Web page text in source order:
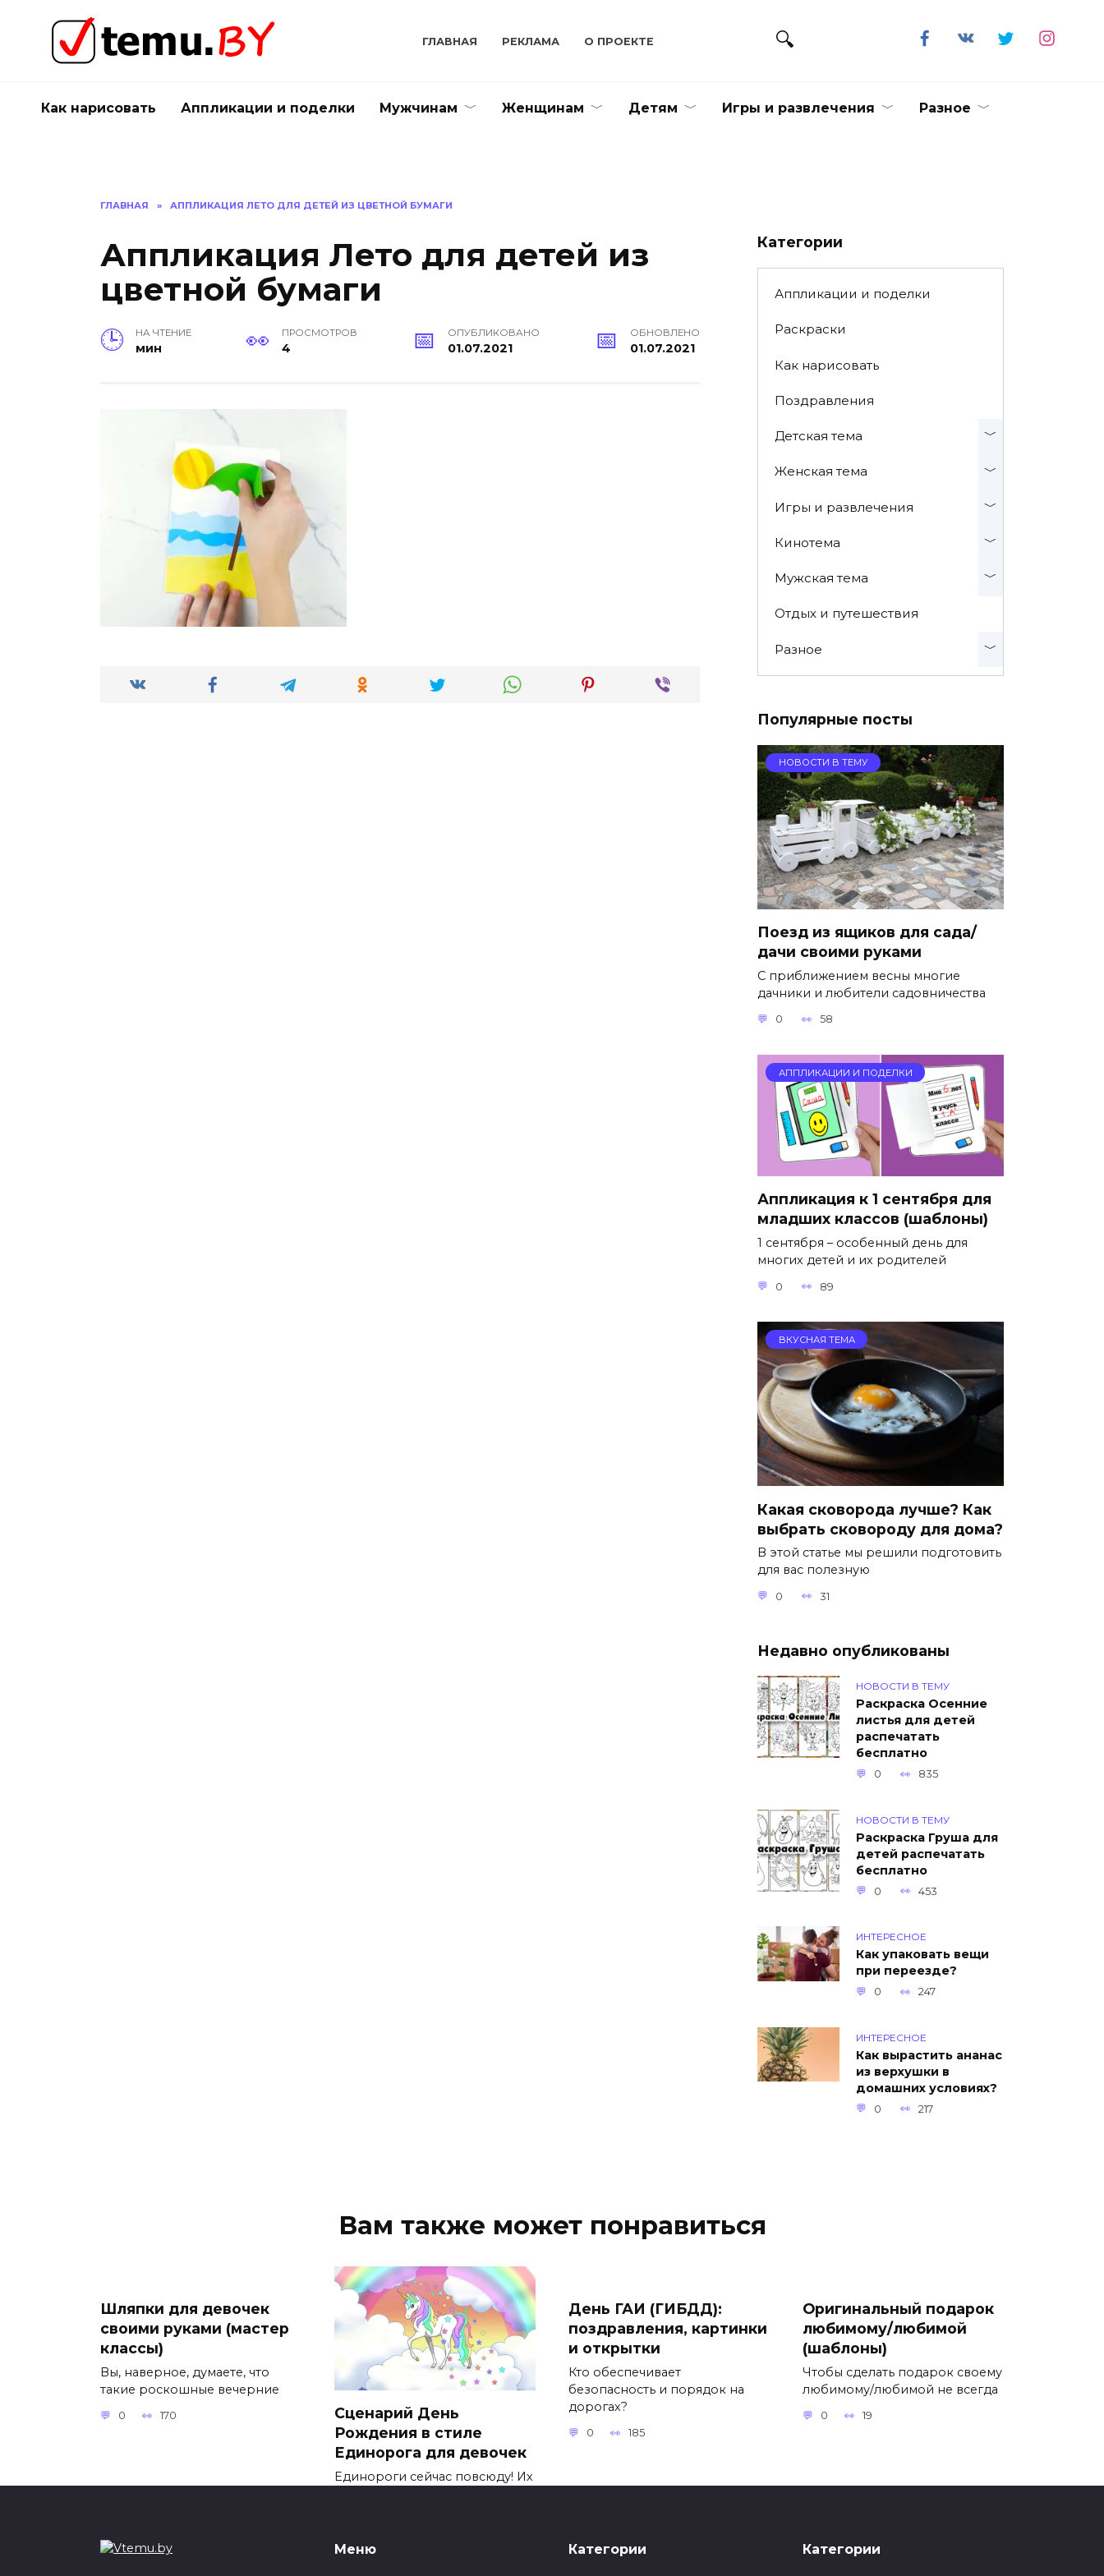
содержанию
ГЛАВНАЯ РЕКЛАМА О ПРОЕКТЕ
Как нарисовать Аппликации и поделки Мужчинам Женщинам Детям Игры и развлечения Разное
ГЛАВНАЯ » АППЛИКАЦИЯ ЛЕТО ДЛЯ ДЕТЕЙ ИЗ ЦВЕТНОЙ БУМАГИ
Аппликация Лето для детей из
цветной бумаги
НА ЧТЕНИЕ
мин
ПРОСМОТРОВ
4
ОПУБЛИКОВАНО
01.07.2021
ОБНОВЛЕНО
01.07.2021
Категории
Аппликации и поделки
Раскраски
Как нарисовать
Поздравления
Детская тема
Женская тема
Игры и развлечения
Кинотема
Мужская тема
Отдых и путешествия
Разное
Популярные посты
НОВОСТИ В ТЕМУ
Поезд из ящиков для сада/
дачи своими руками
С приближением весны многие
дачники и любители садовничества
0 58
АППЛИКАЦИИ И ПОДЕЛКИ
Аппликация к 1 сентября для
младших классов (шаблоны)
1 сентября – особенный день для
многих детей и их родителей
0 89
ВКУСНАЯ ТЕМА
Какая сковорода лучше? Как
выбрать сковороду для дома?
В этой статье мы решили подготовить
для вас полезную
0 31
Недавно опубликованы
НОВОСТИ В ТЕМУ
Раскраска Осенние
листья для детей
распечатать
бесплатно
0 835
НОВОСТИ В ТЕМУ
Раскраска Груша для
детей распечатать
бесплатно
0 453
ИНТЕРЕСНОЕ
Как упаковать вещи
при переезде?
0 247
ИНТЕРЕСНОЕ
Как вырастить ананас
из верхушки в
домашних условиях?
0 217
Вам также может понравиться
Шляпки для девочек
своими руками (мастер
классы)
Вы, наверное, думаете, что
такие роскошные вечерние
0 170
Сценарий День
Рождения в стиле
Единорога для девочек
Единороги сейчас повсюду! Их
День ГАИ (ГИБДД):
поздравления, картинки
и открытки
Кто обеспечивает
безопасность и порядок на
дорогах?
0 185
Оригинальный подарок
любимому/любимой
(шаблоны)
Чтобы сделать подарок своему
любимому/любимой не всегда
0 19
Меню Категории Категории